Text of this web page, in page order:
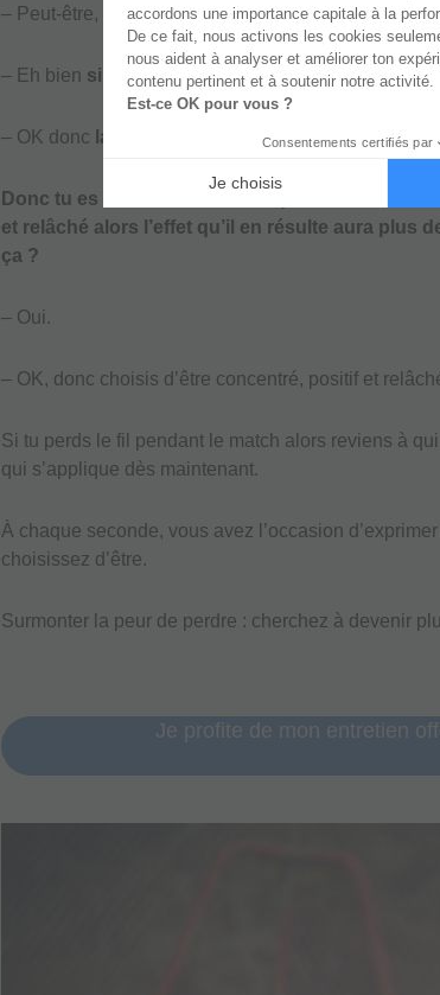
– Peut-être, qu’est-ce qui peut être la cause de ces
– Eh bien si je suis concentré, positif, et relâché.
– OK donc la cause est je suis.
Donc tu es en train de me dire que si tu as une
et relâché alors l’effet qu’il en résulte aura plus
ça ?
– Oui.
– OK, donc choisis d’être concentré, positif et
Si tu perds le fil pendant le match alors reviens à
qui s’applique dès maintenant.
À chaque seconde, vous avez l’occasion
choisissez d’être.
Surmonter la peur de perdre : cherchez à devenir
Je profite de mon entretien